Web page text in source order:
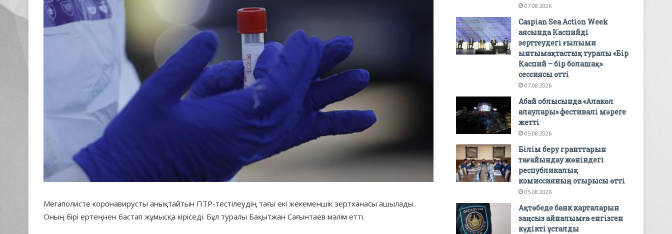
Мегаполисте коронавирусты анықтайтын ПТР-тестілеудің тағы екі жекеменшік зертханасы ашылады.
Оның бірі ертеңнен бастап жұмысқа кіріседі. Бұл туралы Бақытжан Сағынтаев мәлім етті.
07.08.2026
Caspian Sea Action Week
аясында Каспийді
зерттеудегі ғылыми
ынтымақтастық туралы «Бір
Каспий – бір болашақ»
сессиясы өтті
07.08.2026
Абай облысында «Алакөл
алаулары» фестивалі мәреге
жетті
05.08.2026
Білім беру гранттарын
тағайындау жөніндегі
республикалық
комиссияның отырысы өтті
05.08.2026
Ақтөбеде банк карталарын
заңсыз айналымға енгізген
күдікті ұсталды